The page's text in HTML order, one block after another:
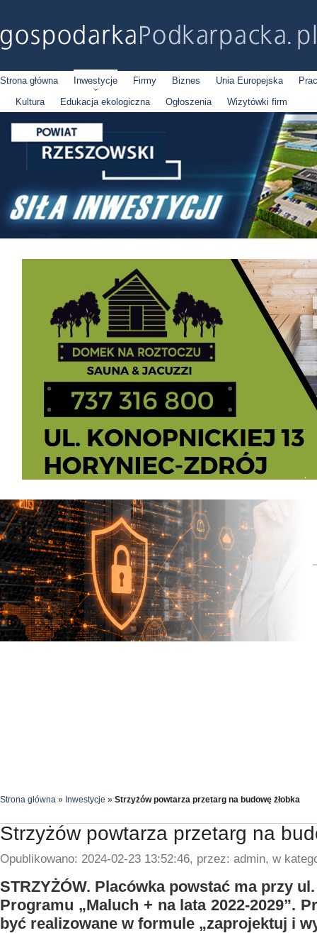
Strona główna Inwestycje Firmy Biznes Unia Europejska
Kultura
Edukacja ekologiczna Ogłoszenia Wizytówki firm
Strona główna » Inwestycje » Strzyżów powtarza przetarg na budowę żłobka
Strzyżów powtarza przetarg na
Opublikowano: 2024-02-23 13:52:46, przez: admin, w
STRZYŻÓW. Placówka powstać ma przy
Programu „Maluch + na lata 2022-2029”.
być realizowane w formule „zaprojektuj i